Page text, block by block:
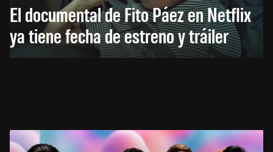
El documental de Fito Páez en Netflix
ya tiene fecha de estreno y tráiler